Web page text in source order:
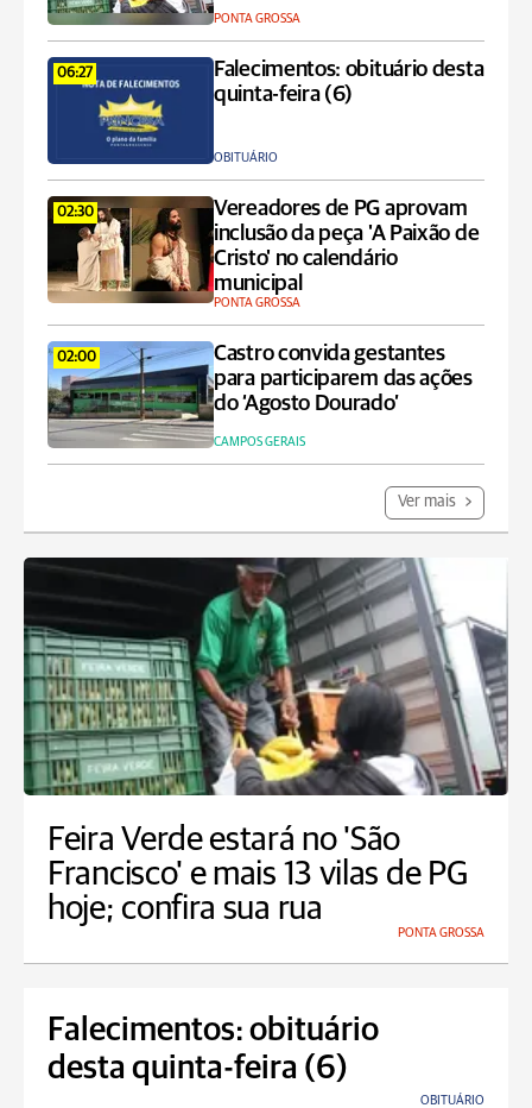
PONTA GROSSA
06:27
Falecimentos: obituário desta
quinta-feira (6)
OBITUÁRIO
02:30
Vereadores de PG aprovam
inclusão da peça 'A Paixão de
Cristo' no calendário
municipal
PONTA GROSSA
02:00
Castro convida gestantes
para participarem das ações
do ‘Agosto Dourado’
CAMPOS GERAIS
Ver mais
Feira Verde estará no 'São
Francisco' e mais 13 vilas de PG
hoje; confira sua rua
PONTA GROSSA
Falecimentos: obituário
desta quinta-feira (6)
OBITUÁRIO